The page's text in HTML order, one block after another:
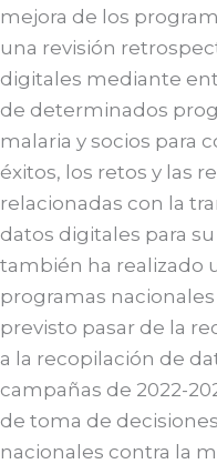
mejora de los
una revisión
digitales mediante
de determinados
malaria y socios para
éxitos, los retos y las
relacionadas con la
datos digitales para
también ha realizado
programas
previsto pasar de la
a la recopilación de
campañas de 2022-
de toma de
nacionales contra la